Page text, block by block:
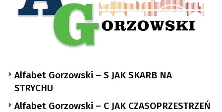
Alfabet Gorzowski – S JAK SKARB NA
STRYCHU
Alfabet Gorzowski – C JAK CZASOPRZESTRZEŃ